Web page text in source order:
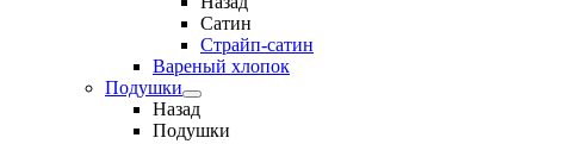
Сатин
Страйп-сатин
Вареный хлопок
Подушки
Назад
Подушки